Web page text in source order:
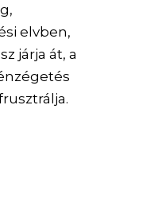
elvben,
járja át, a